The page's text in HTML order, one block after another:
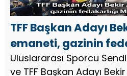
TFF Başkan Adayı
emaneti, gazinin
takımın ruhudur
Uluslararası Sporcu
ve TFF Başkan Adayı